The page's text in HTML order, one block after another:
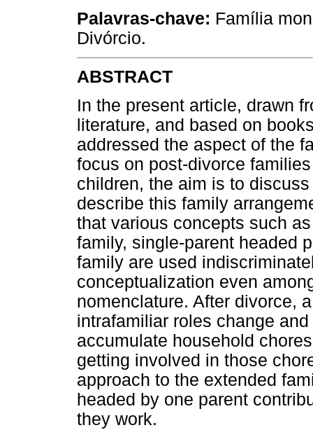
Palavras-chave: Família
Divórcio.
ABSTRACT
In the present article, drawn
literature, and based on
addressed the aspect of the
focus on post-divorce
children, the aim is to
describe this family
that various concepts such
family, single-parent headed
family are used
conceptualization even
nomenclature. After divorce,
intrafamiliar roles change
accumulate household
getting involved in those
approach to the extended
headed by one parent
they work.